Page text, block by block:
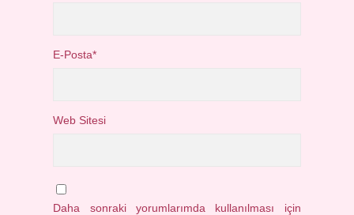
E-Posta*
Web Sitesi
Daha sonraki yorumlarımda kullanılması için